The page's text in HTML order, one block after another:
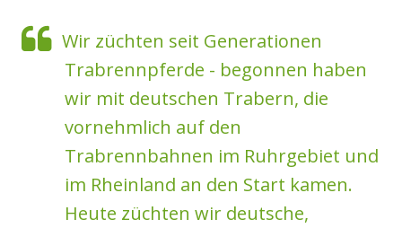
Wir züchten seit Generationen
Trabrennpferde - begonnen haben
wir mit deutschen Trabern, die
vornehmlich auf den
Trabrennbahnen im Ruhrgebiet und
im Rheinland an den Start kamen.
Heute züchten wir deutsche,